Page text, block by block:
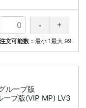
注文可能数： 最小 1最大 99
ループ版
プ版(VIP MP) LV3